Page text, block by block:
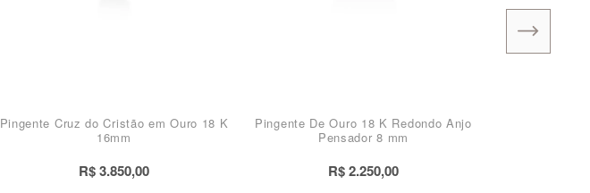
Pingente Cruz do Cristão em Ouro 18 K
16mm
R$ 3.850,00
Pingente De Ouro 18 K Redondo Anjo
Pensador 8 mm
R$ 2.250,00